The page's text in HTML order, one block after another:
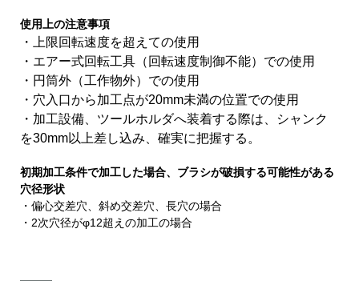
使用上の注意事項
・上限回転速度を超えての使用
・エアー式回転工具（回転速度制御不能）での使用
・円筒外（工作物外）での使用
・穴入口から加工点が20mm未満の位置での使用
・加工設備、ツールホルダへ装着する際は、シャンク
を30mm以上差し込み、確実に把握する。
初期加工条件で加工した場合、ブラシが破損する可能性がある
穴径形状
・偏心交差穴、斜め交差穴、長穴の場合
・2次穴径がφ12超えの加工の場合